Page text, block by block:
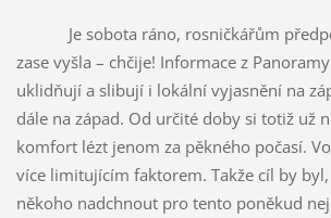
Je sobota ráno, rosničkářům
zase vyšla – chčije! Informace z
uklidňují a slibují i lokální vyjasnění na
dále na západ. Od určité doby si totiž už
komfort lézt jenom za pěkného počasí.
více limitujícím faktorem. Takže cíl by
někoho nadchnout pro tento poněkud